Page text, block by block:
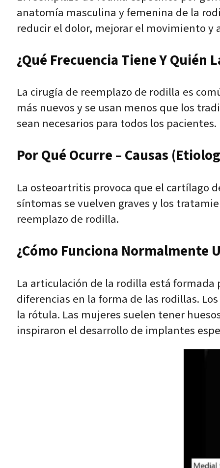
anatomía masculina y femenina de la
reducir el dolor, mejorar el movimiento y
¿Qué Frecuencia Tiene Y Quién
La cirugía de reemplazo de rodilla es
más nuevos y se usan menos que los
sean necesarios para todos los pacientes.
Por Qué Ocurre – Causas
La osteoartritis provoca que el cartílago
síntomas se vuelven graves y los
reemplazo de rodilla.
¿Cómo Funciona Normalmente
La articulación de la rodilla está
diferencias en la forma de las rodillas.
la rótula. Las mujeres suelen tener
inspiraron el desarrollo de implantes